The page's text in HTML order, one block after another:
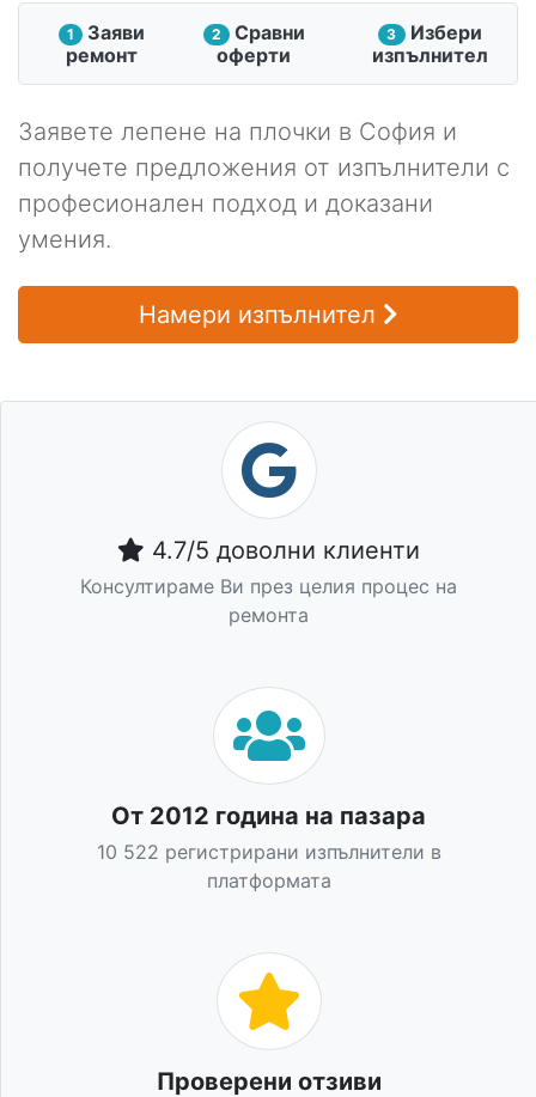
1
Заяви
ремонт
2
Сравни
оферти
3
Избери
изпълнител
Заявете лепене на плочки в София и
получете предложения от изпълнители с
професионален подход и доказани
умения.
Намери изпълнител
4.7/5 доволни клиенти
Консултираме Ви през целия процес на
ремонта
От 2012 година на пазара
10 522 регистрирани изпълнители в
платформата
Проверени отзиви